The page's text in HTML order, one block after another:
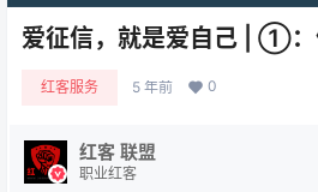
爱征信，就是爱自己 | ①：
红客服务 5 年前 0
红客 联盟
职业红客